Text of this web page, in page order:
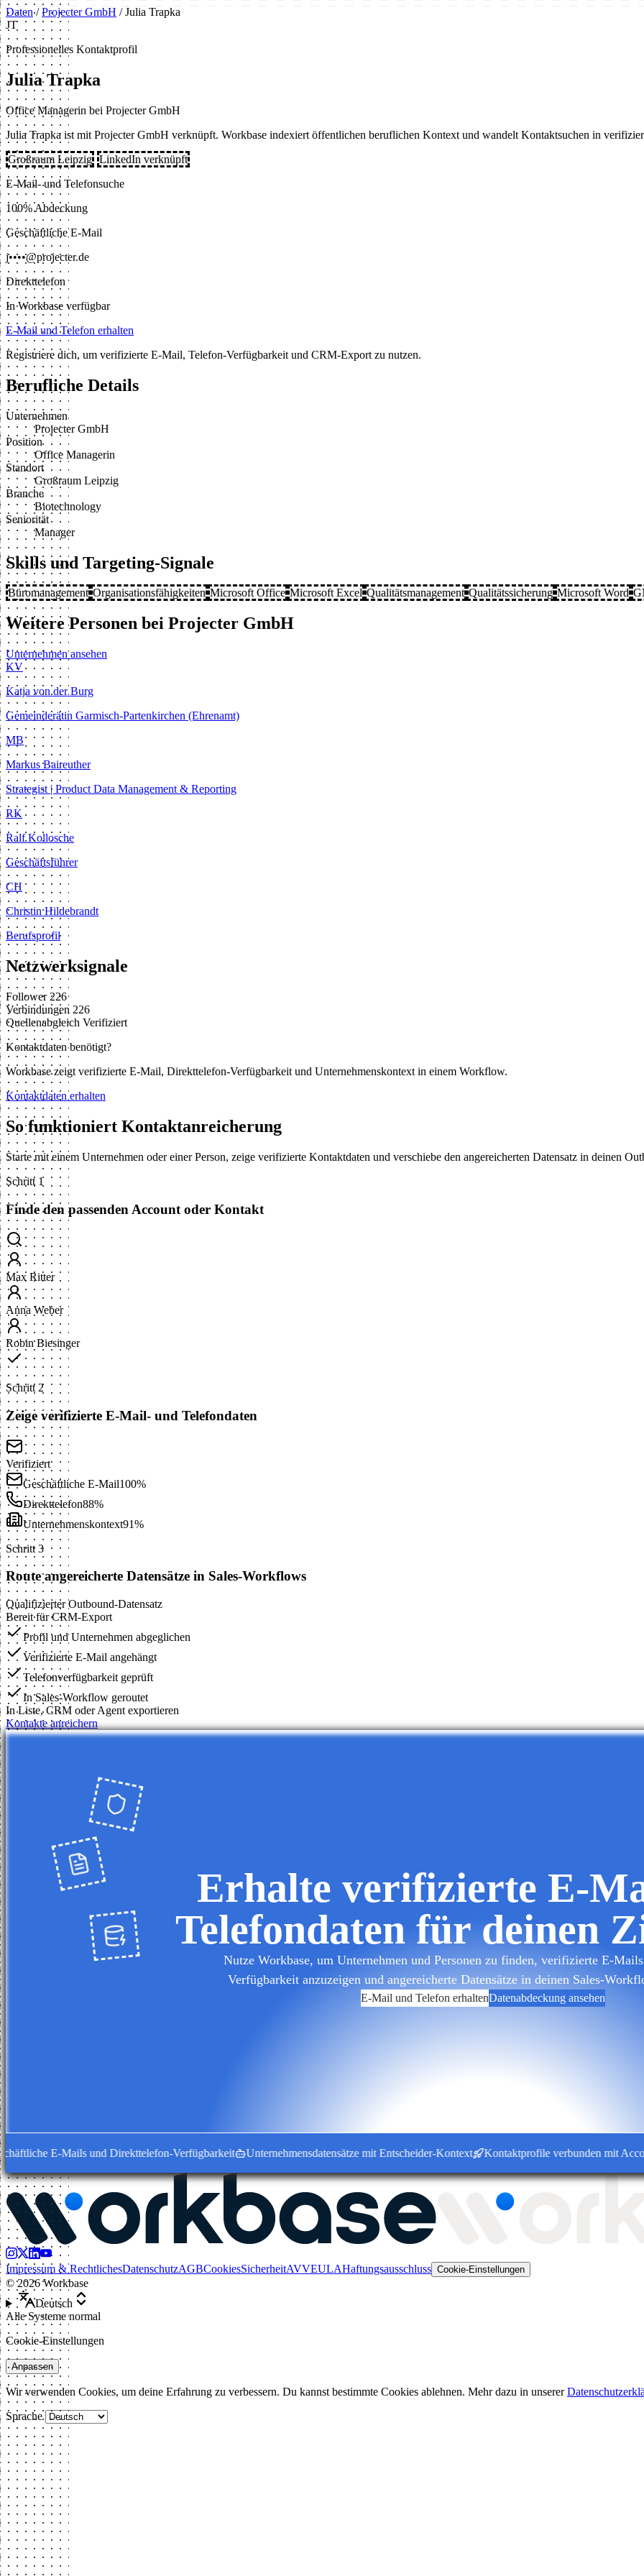
Daten / Projecter GmbH / Julia Trapka
JT
Professionelles Kontaktprofil
Julia Trapka
Office Managerin bei Projecter GmbH
Julia Trapka ist mit Projecter GmbH verknüpft. Workbase indexiert öffentlichen beruflichen Kontext und wandelt Kontaktsuchen in
Großraum Leipzig LinkedIn verknüpft
E-Mail- und Telefonsuche
100% Abdeckung
Geschäftliche E-Mail
j••••@projecter.de
Direkttelefon
In Workbase verfügbar
E-Mail und Telefon erhalten
Registriere dich, um verifizierte E-Mail, Telefon-Verfügbarkeit und CRM-Export zu nutzen.
Berufliche Details
Unternehmen
Projecter GmbH
Position
Office Managerin
Standort
Großraum Leipzig
Branche
Biotechnology
Seniorität
Manager
Skills und Targeting-Signale
Büromanagement Organisationsfähigkeiten Microsoft Office Microsoft Excel Qualitätsmanagement Qualitätssicherung Microsoft Word
Weitere Personen bei Projecter GmbH
Unternehmen ansehen
KV
Katja von der Burg
Gemeinderätin Garmisch-Partenkirchen (Ehrenamt)
MB
Markus Baireuther
Strategist | Product Data Management & Reporting
RK
Ralf Kollosche
Geschäftsführer
CH
Christin Hildebrandt
Berufsprofil
Netzwerksignale
Follower 226
Verbindungen 226
Quellenabgleich Verifiziert
Kontaktdaten benötigt?
Workbase zeigt verifizierte E-Mail, Direkttelefon-Verfügbarkeit und Unternehmenskontext in einem Workflow.
Kontaktdaten erhalten
So funktioniert Kontaktanreicherung
Starte mit einem Unternehmen oder einer Person, zeige verifizierte Kontaktdaten und verschiebe den angereicherten Datensatz in deinen
Schritt 1
Finde den passenden Account oder Kontakt
Max Ritter
Anna Weber
Robin Biesinger
Schritt 2
Zeige verifizierte E-Mail- und Telefondaten
Verifiziert
Geschäftliche E-Mail100%
Direkttelefon88%
Unternehmenskontext91%
Schritt 3
Route angereicherte Datensätze in Sales-Workflows
Qualifizierter Outbound-Datensatz
Bereit für CRM-Export
Profil und Unternehmen abgeglichen
Verifizierte E-Mail angehängt
Telefonverfügbarkeit geprüft
In Sales-Workflow geroutet
In Liste, CRM oder Agent exportieren
Kontakte anreichern
Erhalte verifizierte E-
Telefondaten für deinen
Nutze Workbase, um Unternehmen und Personen zu finden, verifizierte E-
Verfügbarkeit anzuzeigen und angereicherte Datensätze in deinen Sales-
E-Mail und Telefon erhaltenDatenabdeckung ansehen
E-Mails und Direkttelefon-Verfügbarkeit Unternehmensdatensätze mit Entscheider-Kontext Kontaktprofile verbunden mit
Impressum & RechtlichesDatenschutzAGBCookiesSicherheitAVVEULAHaftungsausschluss Cookie-Einstellungen
©2026 Workbase
Deutsch
Alle Systeme normal
Cookie-Einstellungen
Anpassen
Wir verwenden Cookies, um deine Erfahrung zu verbessern. Du kannst bestimmte Cookies ablehnen. Mehr dazu in unserer
Sprache